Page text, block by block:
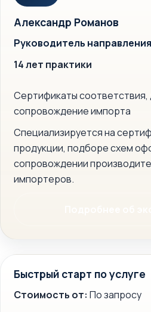
Александр Романов
Руководитель
14 лет практики
Сертификаты соответствия,
сопровождение импорта
Специализируется на
продукции, подборе схем
сопровождении
импортеров.
Быстрый старт по услуге
Стоимость от: По запросу